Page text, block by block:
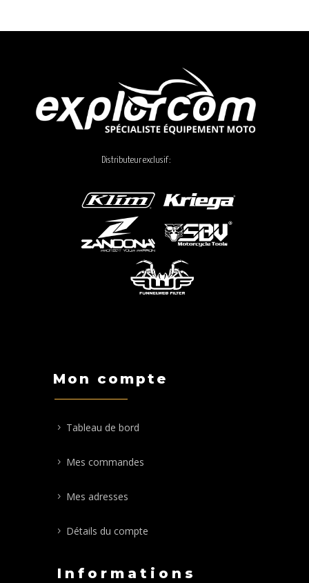
Distributeur exclusif :
Mon compte
Tableau de bord
Mes commandes
Mes adresses
Détails du compte
Informations